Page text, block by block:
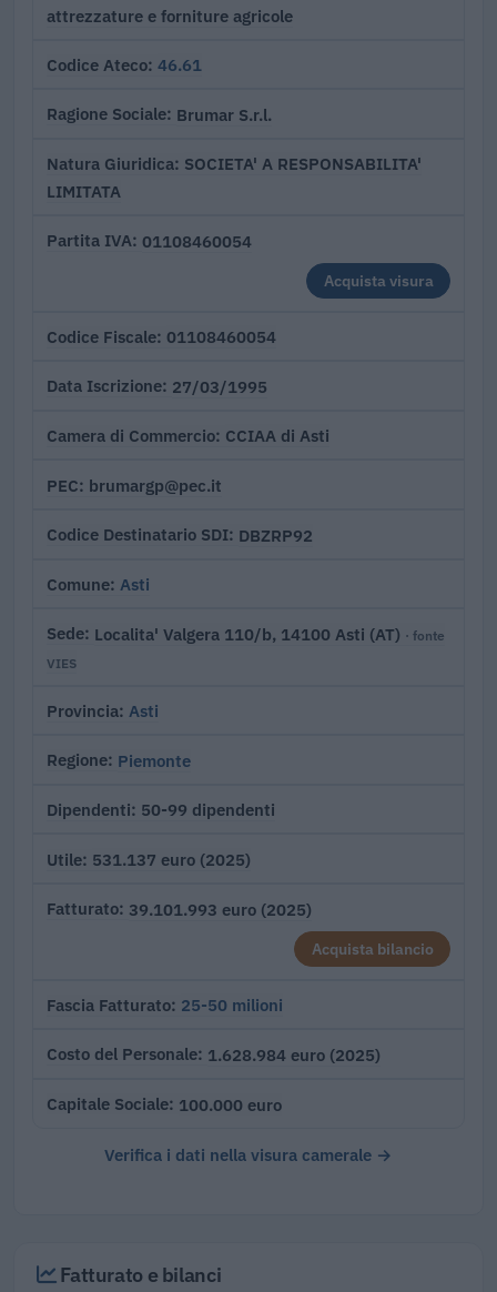
attrezzature e forniture agricole
Codice Ateco 46.61
Ragione Sociale Brumar S.r.l.
Natura Giuridica SOCIETA' A RESPONSABILITA'
LIMITATA
Partita IVA 01108460054
Acquista visura
Codice Fiscale 01108460054
Data Iscrizione 27/03/1995
Camera di Commercio CCIAA di Asti
PEC brumargp@pec.it
Codice Destinatario SDI DBZRP92
Comune Asti
Sede Localita' Valgera 110/b, 14100 Asti (AT) · fonte
VIES
Provincia Asti
Regione Piemonte
Dipendenti 50-99 dipendenti
Utile 531.137 euro (2025)
Fatturato 39.101.993 euro (2025)
Acquista bilancio
Fascia Fatturato 25-50 milioni
Costo del Personale 1.628.984 euro (2025)
Capitale Sociale 100.000 euro
Verifica i dati nella visura camerale →
Fatturato e bilanci